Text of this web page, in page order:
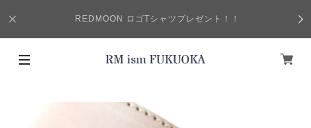
REDMOON ロゴTシャツプレゼント！！